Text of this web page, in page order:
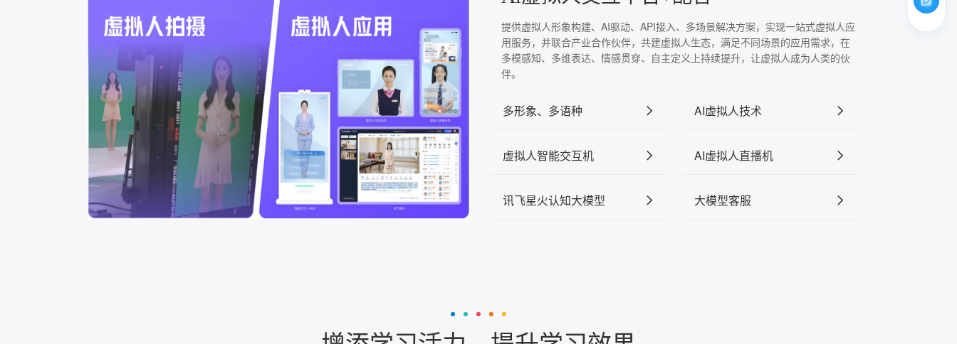
提供虚拟人形象构建、AI驱动、API接入、多场景解决方案，实现一站式虚拟人应
用服务，并联合产业合作伙伴，共建虚拟人生态，满足不同场景的应用需求，在
多模感知、多维表达、情感贯穿、自主定义上持续提升，让虚拟人成为人类的伙
伴。
多形象、多语种 AI虚拟人技术
虚拟人智能交互机 AI虚拟人直播机
讯飞星火认知大模型 大模型客服